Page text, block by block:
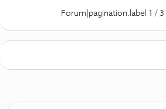
Forum|pagination.label 1 / 3